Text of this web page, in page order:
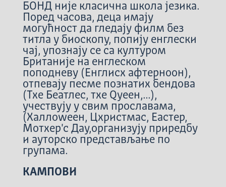
БОНД није класична школа језика.
Поред часова, деца имају
могућност да гледају филм без
титла у биоскопу, попију енглески
чај, упознају се са културом
Британије на енглеском
поподневу (Енглисх афтерноон),
отпевају песме познатих бендова
(Тхе Беатлес, тхе Qуеен,...),
учествују у свим прославама,
(Халлоwеен, Цхристмас, Еастер,
Мотхер'с Даy,организују приредбу
и ауторско представљање по
групама.
КАМПОВИ